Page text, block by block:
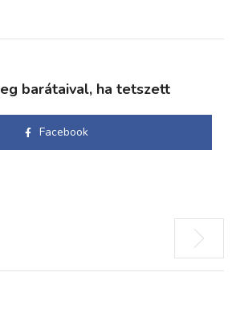
barátaival, ha tetszett
Facebook